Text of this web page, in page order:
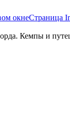
окнеСтраница
Кемпы и